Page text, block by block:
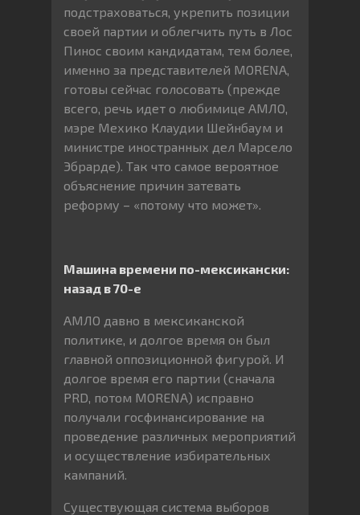
подстраховаться, укрепить позиции
своей партии и облегчить путь в Лос
Пинос своим кандидатам, тем более,
именно за представителей MORENA,
готовы сейчас голосовать (прежде
всего, речь идет о любимице АМЛО,
мэре Мехико Клаудии Шейнбаум и
министре иностранных дел Марсело
Эбрарде). Так что самое вероятное
объяснение причин затевать
реформу – «потому что может».
Машина времени по-мексикански:
назад в 70-е
АМЛО давно в мексиканской
политике, и долгое время он был
главной оппозиционной фигурой. И
долгое время его партии (сначала
PRD, потом MORENA) исправно
получали госфинансирование на
проведение различных мероприятий
и осуществление избирательных
кампаний.
Существующая система выборов